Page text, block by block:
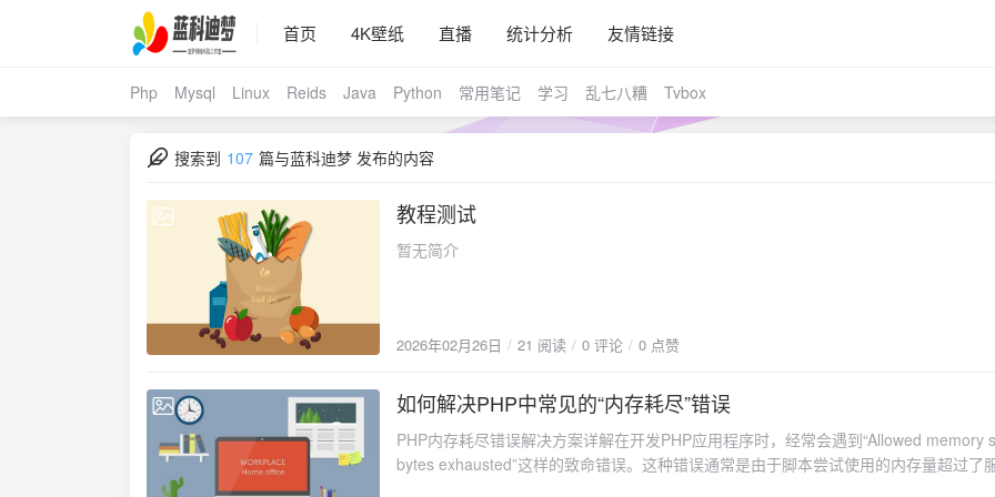
首页 4K壁纸 直播 统计分析 友情链接
Php Mysql Linux Reids Java Python 常用笔记 学习 乱七八糟 Tvbox
搜索到 107 篇与蓝科迪梦 发布的内容
2026-02-26
教程测试
暂无简介
2026年02月26日 21 阅读 0 评论 0 点赞
2025-10-25
如何解决PHP中常见的“内存耗尽”错误
PHP内存耗尽错误解决方案详解在开发PHP应用程序时，经常会遇到“Allowed memory
bytes exhausted”这样的致命错误。这种错误通常是由于脚本尝试使用的内存量超过了